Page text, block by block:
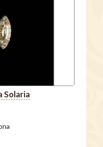
Solaria